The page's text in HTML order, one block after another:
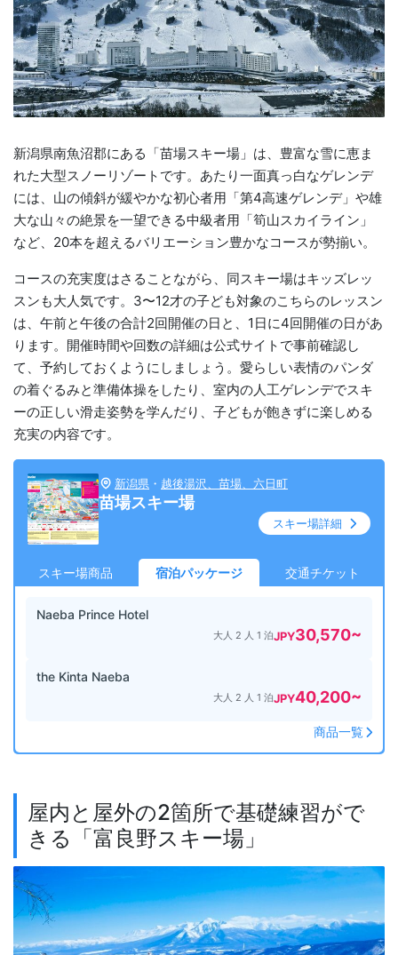
新潟県南魚沼郡にある「苗場スキー場」は、豊富な雪に恵ま
れた大型スノーリゾートです。あたり一面真っ白なゲレンデ
には、山の傾斜が緩やかな初心者用「第4高速ゲレンデ」や雄
大な山々の絶景を一望できる中級者用「筍山スカイライン」
など、20本を超えるバリエーション豊かなコースが勢揃い。
コースの充実度はさることながら、同スキー場はキッズレッ
スンも大人気です。3〜12才の子ども対象のこちらのレッスン
は、午前と午後の合計2回開催の日と、1日に4回開催の日があ
ります。開催時間や回数の詳細は公式サイトで事前確認し
て、予約しておくようにしましょう。愛らしい表情のパンダ
の着ぐるみと準備体操をしたり、室内の人工ゲレンデでスキ
ーの正しい滑走姿勢を学んだり、子どもが飽きずに楽しめる
充実の内容です。
新潟県 ・ 越後湯沢、苗場、六日町
苗場スキー場
スキー場詳細
スキー場商品 宿泊パッケージ 交通チケット
Naeba Prince Hotel
大人 2 人 1 泊JPY30,570~
the Kinta Naeba
大人 2 人 1 泊JPY40,200~
商品一覧
屋内と屋外の2箇所で基礎練習がで
きる「富良野スキー場」